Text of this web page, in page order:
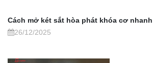
Cách mở két sắt hòa phát khóa cơ
26/12/2025